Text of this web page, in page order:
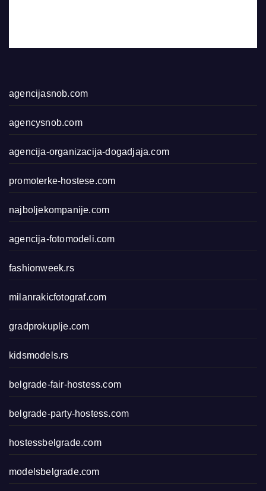
agencijasnob.com
agencysnob.com
agencija-organizacija-dogadjaja.com
promoterke-hostese.com
najboljekompanije.com
agencija-fotomodeli.com
fashionweek.rs
milanrakicfotograf.com
gradprokuplje.com
kidsmodels.rs
belgrade-fair-hostess.com
belgrade-party-hostess.com
hostessbelgrade.com
modelsbelgrade.com